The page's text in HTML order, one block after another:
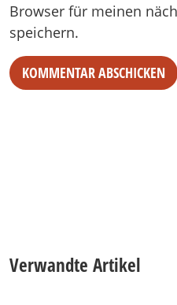
Browser für meinen
speichern.
Verwandte Artikel